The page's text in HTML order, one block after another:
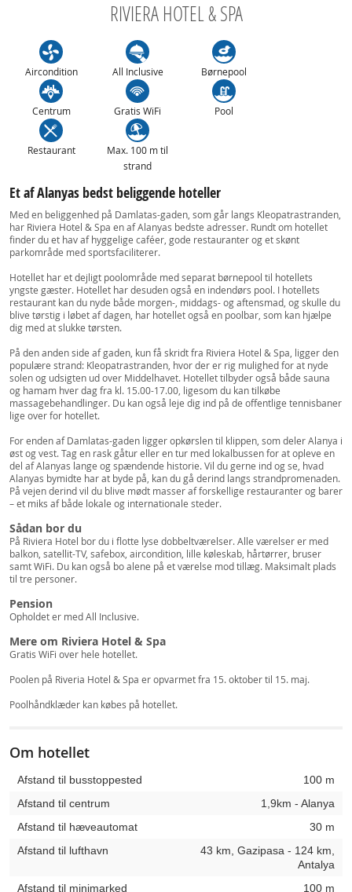
RIVIERA HOTEL & SPA
Aircondition All Inclusive Børnepool
Centrum Gratis WiFi Pool
Restaurant
Max. 100 m til
strand
Et af Alanyas bedst beliggende hoteller
Med en beliggenhed på Damlatas-gaden, som går langs Kleopatrastranden,
har Riviera Hotel & Spa en af Alanyas bedste adresser. Rundt om hotellet
finder du et hav af hyggelige caféer, gode restauranter og et skønt
parkområde med sportsfaciliterer.
Hotellet har et dejligt poolområde med separat børnepool til hotellets
yngste gæster. Hotellet har desuden også en indendørs pool. I hotellets
restaurant kan du nyde både morgen-, middags- og aftensmad, og skulle du
blive tørstig i løbet af dagen, har hotellet også en poolbar, som kan hjælpe
dig med at slukke tørsten.
På den anden side af gaden, kun få skridt fra Riviera Hotel & Spa, ligger den
populære strand: Kleopatrastranden, hvor der er rig mulighed for at nyde
solen og udsigten ud over Middelhavet. Hotellet tilbyder også både sauna
og hamam hver dag fra kl. 15.00-17.00, ligesom du kan tilkøbe
massagebehandlinger. Du kan også leje dig ind på de offentlige tennisbaner
lige over for hotellet.
For enden af Damlatas-gaden ligger opkørslen til klippen, som deler Alanya i
øst og vest. Tag en rask gåtur eller en tur med lokalbussen for at opleve en
del af Alanyas lange og spændende historie. Vil du gerne ind og se, hvad
Alanyas bymidte har at byde på, kan du gå derind langs strandpromenaden.
På vejen derind vil du blive mødt masser af forskellige restauranter og barer
– et miks af både lokale og internationale steder.
Sådan bor du
På Riviera Hotel bor du i flotte lyse dobbeltværelser. Alle værelser er med
balkon, satellit-TV, safebox, aircondition, lille køleskab, hårtørrer, bruser
samt WiFi. Du kan også bo alene på et værelse mod tillæg. Maksimalt plads
til tre personer.
Pension
Opholdet er med All Inclusive.
Mere om Riviera Hotel & Spa
Gratis WiFi over hele hotellet.
Poolen på Riveria Hotel & Spa er opvarmet fra 15. oktober til 15. maj.
Poolhåndklæder kan købes på hotellet.
Om hotellet
Afstand til busstoppested
100 m
Afstand til centrum
1,9km - Alanya
Afstand til hæveautomat
30 m
Afstand til lufthavn
43 km, Gazipasa - 124 km,
Antalya
Afstand til minimarked
100 m